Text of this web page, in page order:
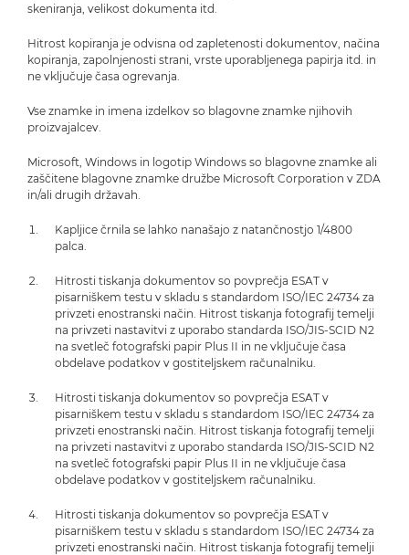
skeniranja, velikost dokumenta itd.
Hitrost kopiranja je odvisna od zapletenosti dokumentov, načina
kopiranja, zapolnjenosti strani, vrste uporabljenega papirja itd. in
ne vključuje časa ogrevanja.
Vse znamke in imena izdelkov so blagovne znamke njihovih
proizvajalcev.
Microsoft, Windows in logotip Windows so blagovne znamke ali
zaščitene blagovne znamke družbe Microsoft Corporation v ZDA
in/ali drugih državah.
Kapljice črnila se lahko nanašajo z natančnostjo 1/4800
palca.
Hitrosti tiskanja dokumentov so povprečja ESAT v
pisarniškem testu v skladu s standardom ISO/IEC 24734 za
privzeti enostranski način. Hitrost tiskanja fotografij temelji
na privzeti nastavitvi z uporabo standarda ISO/JIS-SCID N2
na svetleč fotografski papir Plus II in ne vključuje časa
obdelave podatkov v gostiteljskem računalniku.
Hitrosti tiskanja dokumentov so povprečja ESAT v
pisarniškem testu v skladu s standardom ISO/IEC 24734 za
privzeti enostranski način. Hitrost tiskanja fotografij temelji
na privzeti nastavitvi z uporabo standarda ISO/JIS-SCID N2
na svetleč fotografski papir Plus II in ne vključuje časa
obdelave podatkov v gostiteljskem računalniku.
Hitrosti tiskanja dokumentov so povprečja ESAT v
pisarniškem testu v skladu s standardom ISO/IEC 24734 za
privzeti enostranski način. Hitrost tiskanja fotografij temelji